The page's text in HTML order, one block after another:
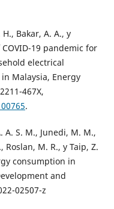
Bakar, A. A., y
19 pandemic for
electrical
Malaysia, Energy
467X,
.
A. S. M., Junedi, M. M.,
Roslan, M. R., y Taip, Z.
consumption in
and
02507-z